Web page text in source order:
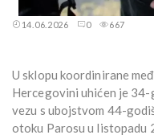
14.06.2026 0 667
U sklopu koordinirane
Hercegovini uhićen je
vezu s ubojstvom 44-
otoku Parosu u listopadu